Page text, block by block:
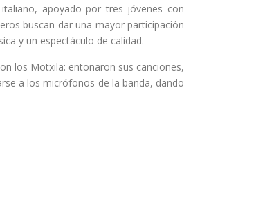
apoyado por tres jóvenes con
buscan dar una mayor participación
y un espectáculo de calidad.
los Motxila: entonaron sus canciones,
a los micrófonos de la banda, dando